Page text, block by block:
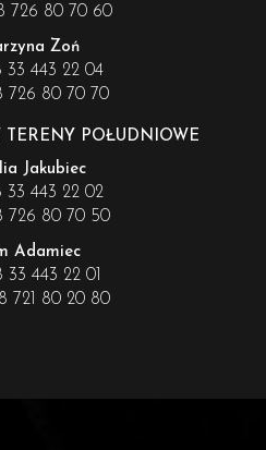
726 80 70 60
Zoń
33 443 22 04
726 80 70 70
TERENY POŁUDNIOWE
Jakubiec
443 22 02
726 80 70 50
Adamiec
33 443 22 01
721 80 20 80